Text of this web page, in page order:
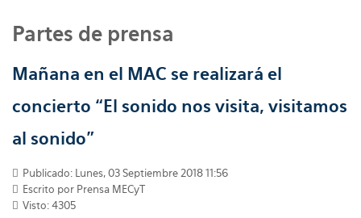
Partes de prensa
Mañana en el MAC se realizará el
concierto “El sonido nos visita, visitamos
al sonido”
Publicado: Lunes, 03 Septiembre 2018 11:56
Escrito por Prensa MECyT
Visto: 4305